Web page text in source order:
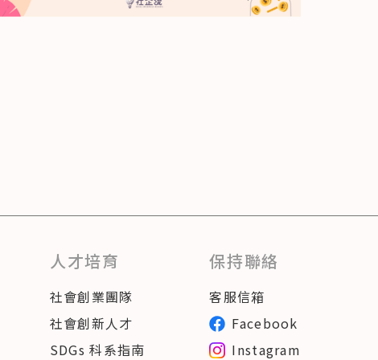
人才培育
社會創業團隊
社會創新人才
SDGs 科系指南
保持聯絡
客服信箱
Facebook
Instagram